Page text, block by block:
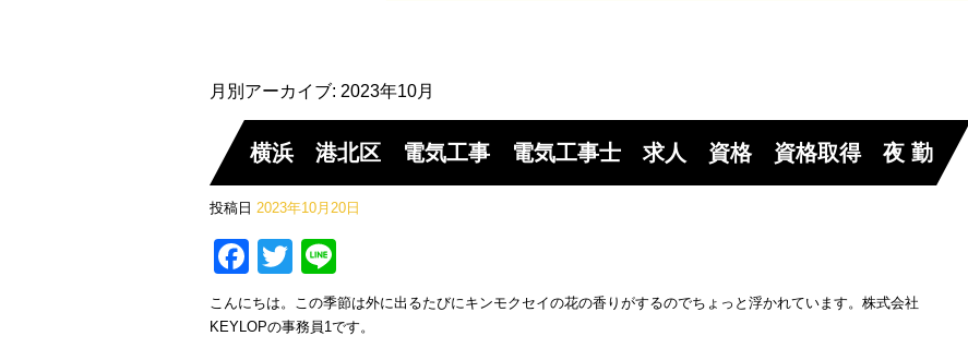
月別アーカイブ: 2023年10月
横浜 港北区 電気工事 電気工事士 求人 資格 資格取得 夜 勤
投稿日 2023年10月20日
Facebook
Twitter
こんにちは。この季節は外に出るたびにキンモクセイの花の香りがするのでちょっと浮かれています。株式会社
KEYLOPの事務員1です。